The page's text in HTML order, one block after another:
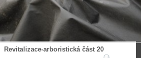
Revitalizace-arboristická část 20